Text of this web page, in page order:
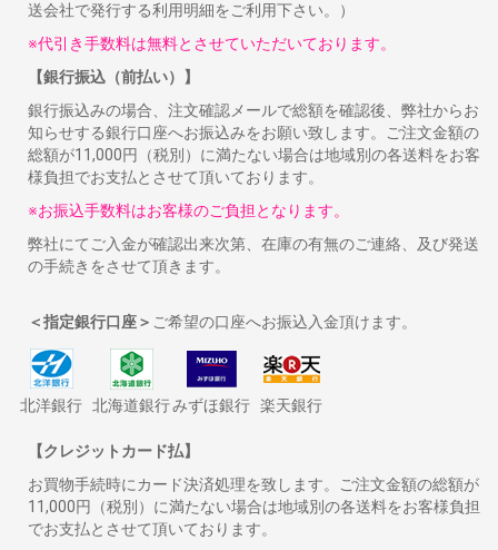
送会社で発行する利用明細をご利用下さい。）
※代引き手数料は無料とさせていただいております。
【銀行振込（前払い）】
銀行振込みの場合、注文確認メールで総額を確認後、弊社からお
知らせする銀行口座へお振込みをお願い致します。ご注文金額の
総額が11,000円（税別）に満たない場合は地域別の各送料をお客
様負担でお支払とさせて頂いております。
※お振込手数料はお客様のご負担となります。
弊社にてご入金が確認出来次第、在庫の有無のご連絡、及び発送
の手続きをさせて頂きます。
＜指定銀行口座＞ ご希望の口座へお振込入金頂けます。
北洋銀行 北海道銀行みずほ銀行 楽天銀行
【クレジットカード払】
お買物手続時にカード決済処理を致します。ご注文金額の総額が
11,000円（税別）に満たない場合は地域別の各送料をお客様負担
でお支払とさせて頂いております。